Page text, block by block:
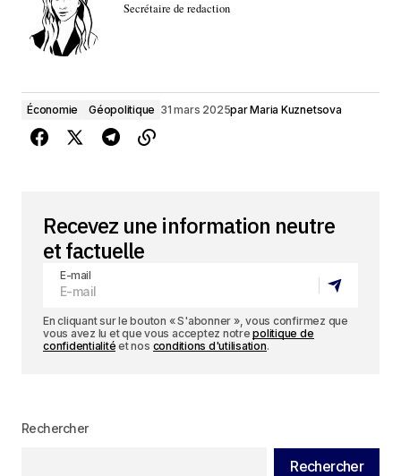
Secrétaire de redaction
Économie Géopolitique 31 mars 2025parMaria Kuznetsova
Recevez une information neutre
et factuelle
E-mail
En cliquant sur le bouton « S'abonner », vous confirmez que
vous avez lu et que vous acceptez notrepolitique de
confidentialité et nos conditions d'utilisation.
Rechercher
Rechercher